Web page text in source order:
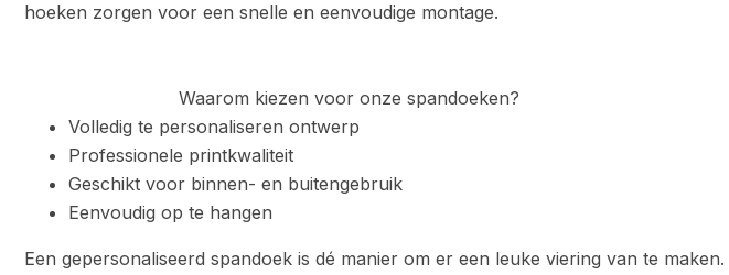
hoeken zorgen voor een snelle en eenvoudige montage.
Waarom kiezen voor onze spandoeken?
Volledig te personaliseren ontwerp
Professionele printkwaliteit
Geschikt voor binnen- en buitengebruik
Eenvoudig op te hangen
Een gepersonaliseerd spandoek is dé manier om er een leuke viering van te maken.